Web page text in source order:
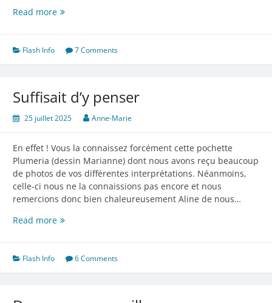
Read moreRose
Flash Info 7 Comments
Suffisait d’y penser
25 juillet 2025 Anne-Marie
En effet ! Vous la connaissez forcément cette pochette
Plumeria (dessin Marianne) dont nous avons reçu beaucoup
de photos de vos différentes interprétations. Néanmoins,
celle-ci nous ne la connaissions pas encore et nous
remercions donc bien chaleureusement Aline de nous…
Read moreSuffisait
Flash Info 6 Comments